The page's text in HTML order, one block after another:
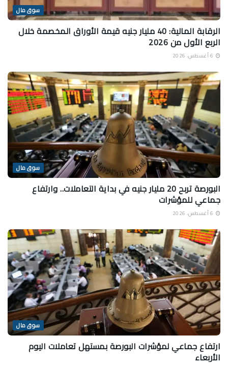
سوق مال
الرقابة المالية: 40 مليار جنيه قيمة الأوراق المخصمة خلال
الربع الأول من 2026
سوق مال
البورصة تربح 20 مليار جنيه في بداية التعاملات.. وارتفاع
جماعي للمؤشرات
سوق مال
ارتفاع جماعي لمؤشرات البورصة بمستهل تعاملات اليوم
الأربعاء